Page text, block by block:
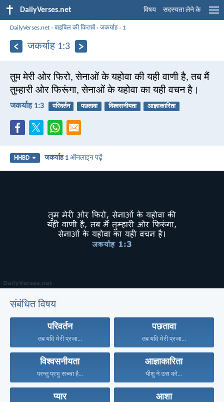
DailyVerses.net विषय सदस्यता लेने के
DailyVerses.net ›बाइबिल की किताबें›जकर्याह› 1
जकर्याह 1:3
तुम मेरी ओर फिरो, सेनाओं के यहोवा की यही वाणी है, तब मैं
तुम्हारी ओर फिरूंगा, सेनाओं के यहोवा का यही वचन है।
जकर्याह 1:3 परिवर्तन पछतावा विश्वसनीयता आज्ञाकारिता
HHBD जकर्याह 1 ऑनलाइन पढ़ें
संबंधित विषय
परिवर्तन
तब यदि मेरी प्रजा...
पछतावा
तब यदि मेरी प्रजा...
विश्वसनीयता
परन्तु प्रभु सच्चा है...
आज्ञाकारिता
यीशु ने उस को...
प्यार आशा